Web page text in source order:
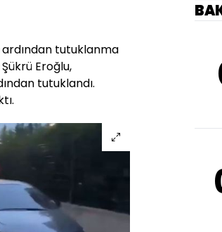
tutuklanma
Eroğlu,
tutuklandı.